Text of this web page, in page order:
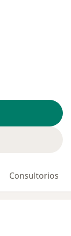
Consultorios